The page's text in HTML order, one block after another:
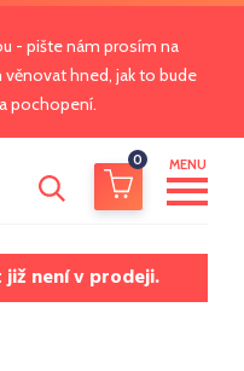
- pište nám prosím na
věnovat hned, jak to bude
pochopení.
0 MENU
není v prodeji.